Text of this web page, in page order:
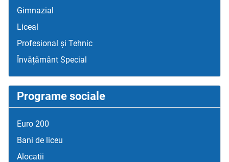
Gimnazial
Liceal
Profesional și Tehnic
Învățământ Special
Programe sociale
Euro 200
Bani de liceu
Alocatii